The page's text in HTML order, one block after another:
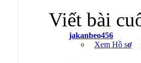
Viết bài
jakanbeo456
Xem Hồ sơ